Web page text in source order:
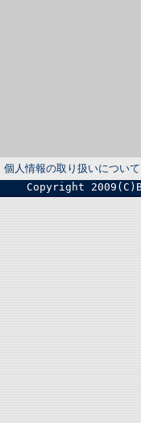
個人情報の取り扱いについて
Copyright